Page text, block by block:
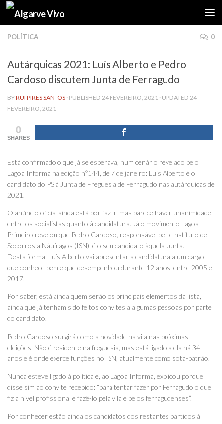
Skip to content
POLÍTICA 0
Autárquicas 2021: Luís Alberto e Pedro
Cardoso discutem Junta de Ferragudo
BYRUI PIRES SANTOS · PUBLISHED 24 FEVEREIRO, 2021 · UPDATED 24
FEVEREIRO, 2021
0
SHARES
Está confirmado o que já se esperava, num cenário revelado pelo
Lagoa Informa na edição nº144, de 7 de janeiro: Luís Alberto é o
candidato do PS à Junta de Freguesia de Ferragudo nas autárquicas de
2021.
O anúncio oficial ainda está por fazer, mas parece haver unanimidade
entre os socialistas quanto à candidatura. Já o movimento Lagoa
Primeiro revelou que Pedro Cardoso, responsável pelo Instituto de
Socorros a Náufragos (ISN), é o seu candidato àquela Junta.
Desta forma, Luís Alberto vai apresentar a candidatura a um cargo
que conhece bem e que desempenhou durante 12 anos, entre 2005 e
2017.
Por saber, está ainda quem serão os principais elementos da lista,
ainda que já tenham sido feitos convites a algumas pessoas por parte
do candidato.
Pedro Cardoso surgirá como a novidade na vila nas próximas
eleições. Não é residente na freguesia, mas está ligado a ela há 34
anos e é onde exerce funções no ISN, atualmente como sota-patrão.
Nunca esteve ligado à política e, ao Lagoa Informa, explicou porque
disse sim ao convite recebido: “para tentar fazer por Ferragudo o que
fiz a nível profissional e fazê-lo pela vila e pelos ferragudenses”.
Por conhecer estão ainda os candidatos dos restantes partidos à